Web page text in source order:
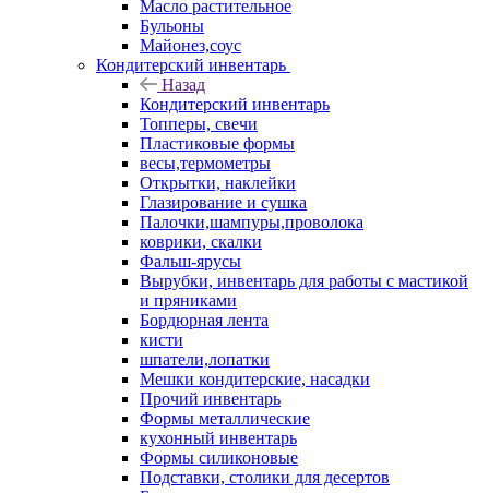
Масло растительное
Бульоны
Майонез,соус
Кондитерский инвентарь
Назад
Кондитерский инвентарь
Топперы, свечи
Пластиковые формы
весы,термометры
Открытки, наклейки
Глазирование и сушка
Палочки,шампуры,проволока
коврики, скалки
Фальш-ярусы
Вырубки, инвентарь для работы с мастикой
и пряниками
Бордюрная лента
кисти
шпатели,лопатки
Мешки кондитерские, насадки
Прочий инвентарь
Формы металлические
кухонный инвентарь
Формы силиконовые
Подставки, столики для десертов